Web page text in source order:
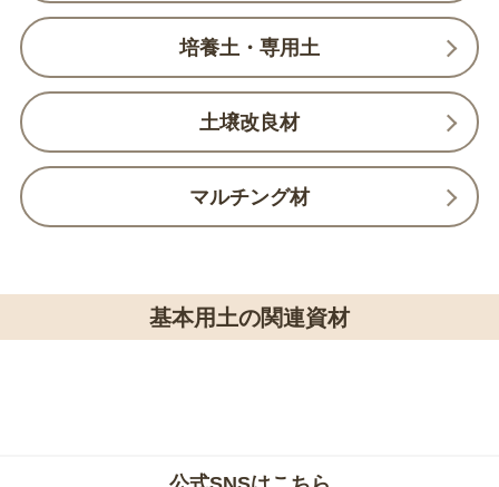
培養土・専用土
土壌改良材
マルチング材
基本用土の関連資材